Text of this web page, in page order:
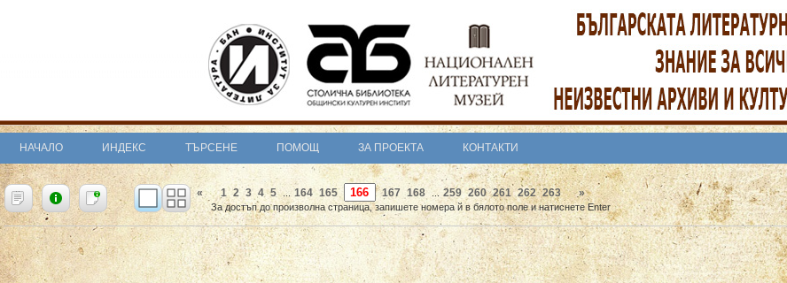
НАЧАЛО ИНДЕКС ТЪРСЕНЕ ПОМОЩ ЗА ПРОЕКТА КОНТАКТИ
« 1 2 3 4 5 ... 164 165 167 168 ... 259 260 261 262 263 »
За достъп до произволна страница, запишете номера й в бялото поле и натиснете Enter